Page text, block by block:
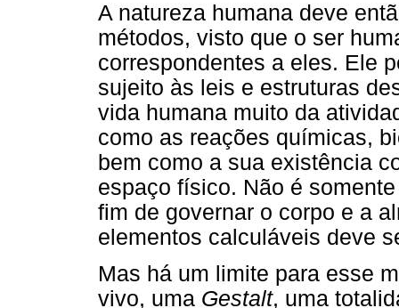
A natureza humana deve
métodos, visto que o ser
correspondentes a eles. Ele
sujeito às leis e estruturas
vida humana muito da
como as reações químicas,
bem como a sua existência
espaço físico. Não é
fim de governar o corpo e a
elementos calculáveis deve
Mas há um limite para esse
vivo, uma Gestalt, uma